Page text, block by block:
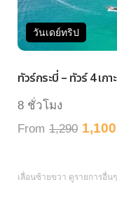
วันเดย์ทริป
ทัวร์กระบี่ – ทัวร์ 4 เก
8 ชั่วโมง
From 1,290 1,100
เลื่อนซ้ายขวา ดูรายการอื่นๆ